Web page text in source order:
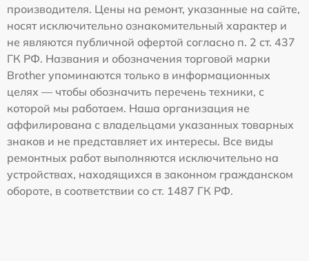
производителя. Цены на ремонт, указанные на сайте,
носят исключительно ознакомительный характер и
не являются публичной офертой согласно п. 2 ст. 437
ГК РФ. Названия и обозначения торговой марки
Brother упоминаются только в информационных
целях — чтобы обозначить перечень техники, с
которой мы работаем. Наша организация не
аффилирована с владельцами указанных товарных
знаков и не представляет их интересы. Все виды
ремонтных работ выполняются исключительно на
устройствах, находящихся в законном гражданском
обороте, в соответствии со ст. 1487 ГК РФ.